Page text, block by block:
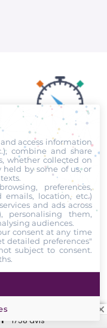
Livraison
24 à 48H
Meilleurs prix
garantis
1758 avis
access information
combine and share
whether collected on
by some of us, or
preferences,
emails, location, etc.)
and ads across
personalising them,
audiences.
consent at any time
detailed preferences"
subject to consent.